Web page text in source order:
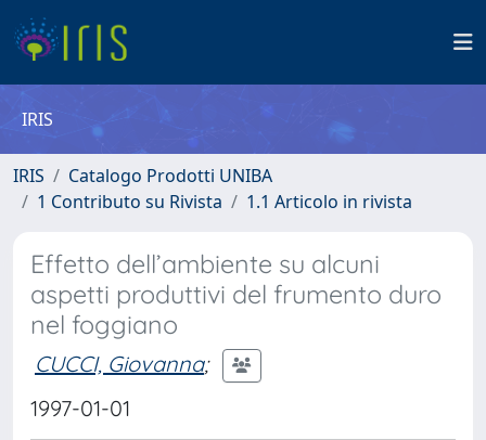
IRIS
IRIS
Catalogo Prodotti UNIBA
1 Contributo su Rivista
1.1 Articolo in rivista
Effetto dell’ambiente su alcuni
aspetti produttivi del frumento duro
nel foggiano
CUCCI, Giovanna;
1997-01-01